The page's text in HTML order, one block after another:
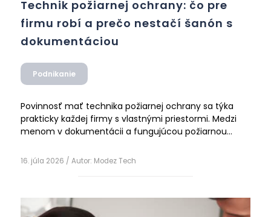
Technik požiarnej ochrany: čo pre
firmu robí a prečo nestačí šanón s
dokumentáciou
Podnikanie
Povinnosť mať technika požiarnej ochrany sa týka
prakticky každej firmy s vlastnými priestormi. Medzi
menom v dokumentácii a fungujúcou požiarnou
technik PO reálne robí a na čo si dať pozor.
16. júla 2026 / Autor: Modez Tech